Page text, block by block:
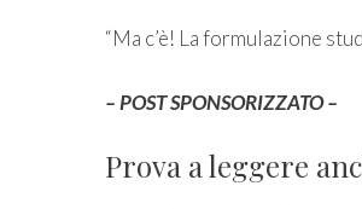
“Ma c’è! La formulazione
– POST SPONSORIZZATO –
Prova a leggere